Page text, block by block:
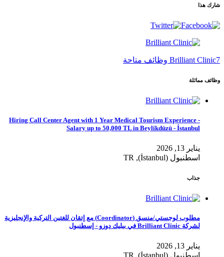
شارك هذا
Brilliant Clinic7 وظائف متاحة
وظائف مماثلة
Hiring Call Center Agent with 1 Year Medical Tourism Experience -
Salary up to 50,000 TL in Beylikdüzü - İstanbul
يناير 13, 2026
اسطنبول (İstanbul), TR
جذاب
مطلوب لوجستي/منسق (Coordinator) مع إتقان للغتين التركية والإنجليزية
لشركة Brilliant Clinic في بيليك دوزو - إسطنبول
يناير 13, 2026